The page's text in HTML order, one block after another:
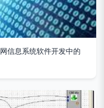
信息系统软件开发中的